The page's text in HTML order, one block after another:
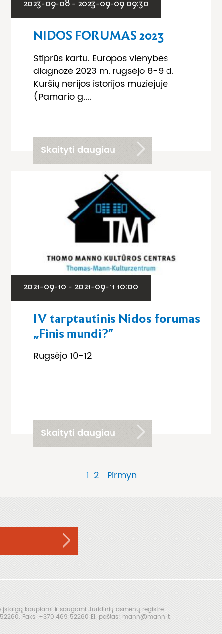
2023-09-08 - 2023-09-09 09:30
NIDOS FORUMAS 2023
Stiprūs kartu. Europos vienybės
diagnozė 2023 m. rugsėjo 8-9 d.
Kuršių nerijos istorijos muziejuje
(Pamario g....
Skaityti daugiau
2021-09-10 - 2021-09-11 10:00
IV tarptautinis Nidos forumas
„Finis mundi?”
Rugsėjo 10-12
Skaityti daugiau
1 2 Pirmyn
kaupiami ir saugomi Juridinių asmenų registre.
Faks. +370 469 52260 El. paštas: mann@mann.lt